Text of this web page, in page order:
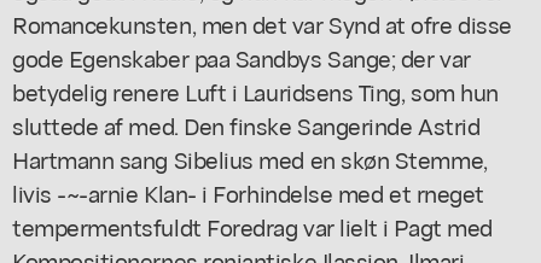
Romancekunsten, men det var Synd at ofre disse
gode Egenskaber paa Sandbys Sange; der var
betydelig renere Luft i Lauridsens Ting, som hun
sluttede af med. Den finske Sangerinde Astrid
Hartmann sang Sibelius med en skøn Stemme,
livis -~-arnie Klan- i Forhindelse med et rneget
tempermentsfuldt Foredrag var lielt i Pagt med